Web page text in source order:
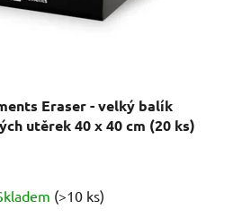
Eraser - velký balík
utěrek 40 x 40 cm (20 ks)
hodnocení
(>10 ks)